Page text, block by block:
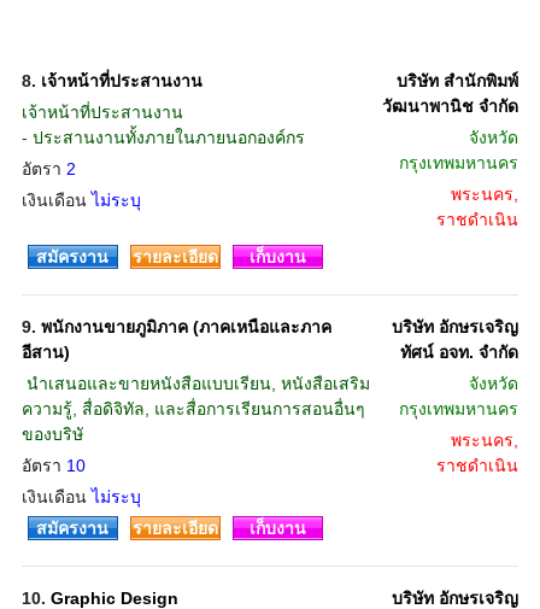
8. เจ้าหน้าที่ประสานงาน
เจ้าหน้าที่ประสานงาน
- ประสานงานทั้งภายในภายนอกองค์กร
อัตรา 2
เงินเดือนไม่ระบุ
บริษัท สำนักพิมพ์
วัฒนาพานิช จำกัด
จังหวัด
กรุงเทพมหานคร
พระนคร,
ราชดำเนิน
สมัครงาน
รายละเอียด เก็บงาน
9. พนักงานขายภูมิภาค (ภาคเหนือและภาค
อีสาน)
 นำเสนอและขายหนังสือแบบเรียน, หนังสือเสริม
ความรู้, สื่อดิจิทัล, และสื่อการเรียนการสอนอื่นๆ
ของบริษั
อัตรา 10
เงินเดือนไม่ระบุ
บริษัท อักษรเจริญ
ทัศน์ อจท. จำกัด
จังหวัด
กรุงเทพมหานคร
พระนคร,
ราชดำเนิน
สมัครงาน รายละเอียด เก็บงาน
10. Graphic Design
บริษัท อักษรเจริญ